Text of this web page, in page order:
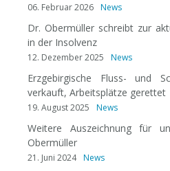
06. Februar 2026 News
Dr. Obermüller schreibt zur
in der Insolvenz
12. Dezember 2025 News
Erzgebirgische Fluss- und
verkauft, Arbeitsplätze gerettet
19. August 2025 News
Weitere Auszeichnung für
Obermüller
21. Juni 2024 News